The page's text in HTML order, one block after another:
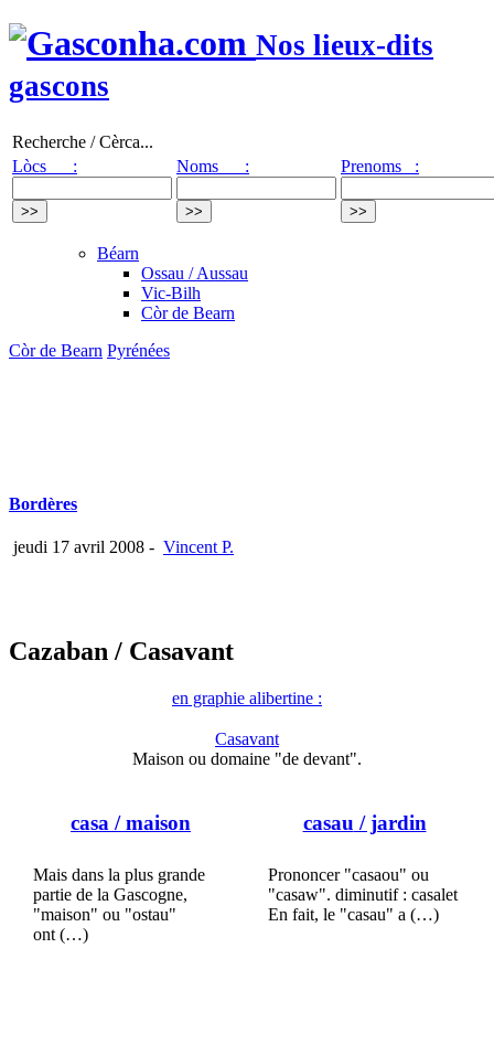
Nos lieux-dits
gascons
Recherche / Cèrca...
Lòcs :
Noms : Prenoms :
Béarn
Ossau / Aussau
Vic-Bilh
Còr de Bearn
Còr de Bearn Pyrénées
Bordères
jeudi 17 avril 2008 - Vincent P.
Cazaban / Casavant
en graphie alibertine :
Casavant
Maison ou domaine "de devant".
casa / maison
Mais dans la plus grande
partie de la Gascogne,
"maison" ou "ostau"
ont (…)
casau / jardin
Prononcer "casaou" ou
"casaw". diminutif : casalet
En fait, le "casau" a (…)